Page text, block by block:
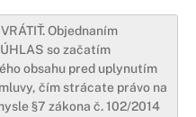
Objednaním
so začatím
obsahu pred uplynutím
čím strácate právo na
§7 zákona č. 102/2014